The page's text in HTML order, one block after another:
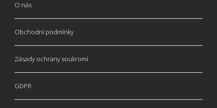
O nás
Obchodní podmínky
Zásady ochrany soukromí
GDPR